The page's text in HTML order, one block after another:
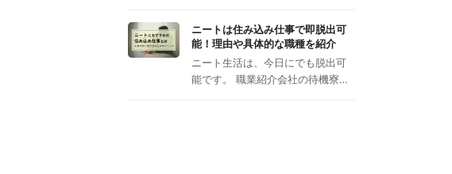
ニートは住み込み仕事で即脱出可
能！理由や具体的な職種を紹介
ニート生活は、今日にでも脱出可
能です。 職業紹介会社の待機寮…